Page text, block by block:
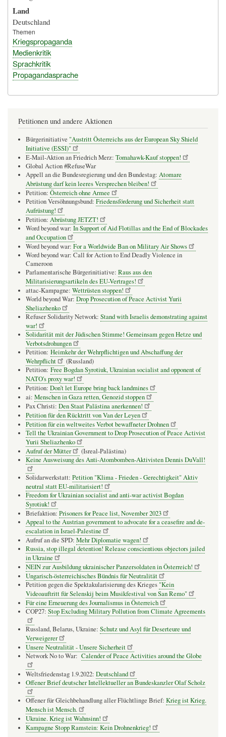
Land
Deutschland
Themen
Kriegspropaganda
Medienkritik
Sprachkritik
Propagandasprache
Petitionen und andere Aktionen
Bürgerinitiative "Austritt Österreichs aus der European Sky Shield
Initiative (ESSI)"
E-Mail-Aktion an Friedrich Merz: Tomahawk-Kauf stoppen!
Global Action #RefuseWar
Appell an die Bundesregierung und den Bundestag: Atomare
Abrüstung darf kein leeres Versprechen bleiben!
Petition: Österreich ohne Armee
Petition Versöhnungsbund: Friedensförderung und Sicherheit statt
Aufrüstung!
Petition: Abrüstung JETZT!
Word beyond war: In Support of Aid Flotillas and the End of Blockades
and Occupation
Word beyond war: For a Worldwide Ban on Military Air Shows
Word beyond war: Call for Action to End Deadly Violence in
Cameroon
Parlamentarische Bürgerinitiative: Raus aus den
Militarisierungsartikeln des EU-Vertrages!
attac-Kampagne: Wettrüsten stoppen!
World beyond War: Drop Prosecution of Peace Activist Yurii
Sheliazhenko
Refuser Solidarity Network: Stand with Israelis demonstrating against
war!
Solidarität mit der Jüdischen Stimme! Gemeinsam gegen Hetze und
Verbotsdrohungen
Petition: Heimkehr der Wehrpflichtigen und Abschaffung der
Wehrpflicht
(Russland)
Petition: Free Bogdan Syrotiuk, Ukrainian socialist and opponent of
NATO's proxy war!
Petition: Don’t let Europe bring back landmines
ai: Menschen in Gaza retten, Genozid stoppen
Pax Christi: Den Staat Palästina anerkennen!
Petition für den Rücktritt von Van der Leyen
Petition für ein weltweites Verbot bewaffneter Drohnen
Tell the Ukrainian Government to Drop Prosecution of Peace Activist
Yurii Sheliazhenko
Aufruf der Mütter
(Isreal-Palästina)
Keine Ausweisung des Anti-Atombomben-Aktivisten Dennis DuVall!
Solidarwerkstatt: Petition "Klima - Frieden - Gerechtigkeit" Aktiv
neutral statt EU-militarisiert!
Freedom for Ukrainian socialist and anti-war activist Bogdan
Syrotiuk!
Briefaktion: Prisoners for Peace list, November 2023
Appeal to the Austrian government to advocate for a ceasefire and de-
escalation in Israel-Palestine
Aufruf an die SPD: Mehr Diplomatie wagen!
Russia, stop illegal detention! Release conscientious objectors jailed
in Ukraine
NEIN zur Ausbildung ukrainischer Panzersoldaten in Österreich!
Ungarisch-österreichisches Bündnis für Neutralität
Petition gegen die Spektakularisierung des Krieges "Kein
Videoauftritt für Selenskij beim Musikfestival von San Remo"
Für eine Erneuerung des Journalismus in Österreich
COP27: Stop Excluding Military Pollution from Climate Agreements
Russland, Belarus, Ukraine: Schutz und Asyl für Deserteure und
Verweigerer
Unsere Neutralität - Unsere Sicherheit
Network No to War: Calender of Peace Activities around the Globe
Weltsfriedenstag 1.9.2022: Deutschland
Offener Brief deutscher Intellektueller an Bundeskanzler Olaf Scholz
Offener für Gleichbehandlung aller Flüchtlinge Brief: Krieg ist Krieg.
Mensch ist Mensch.
Ukraine. Krieg ist Wahnsinn!
Kampagne Stopp Ramstein: Kein Drohnenkrieg!